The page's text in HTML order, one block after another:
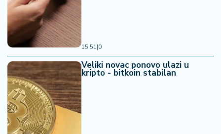
15:51|0
Veliki novac ponovo ulazi u
kripto - bitkoin stabilan